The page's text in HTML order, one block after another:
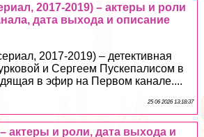
2017-2019) – актеры и роли
дата выхода и описание
2017-2019) – детективная
и Сергеем Пускепалисом в
в эфир на Первом канале....
25 06 2026 13:18:37
актеры и роли, дата выхода и